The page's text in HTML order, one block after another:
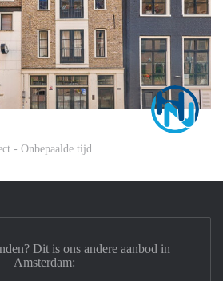
- Onbepaalde tijd
Dit is ons andere aanbod in
Amsterdam: